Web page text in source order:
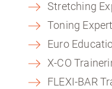
Stretching
Toning
Euro
X-CO
FLEXI-BAR